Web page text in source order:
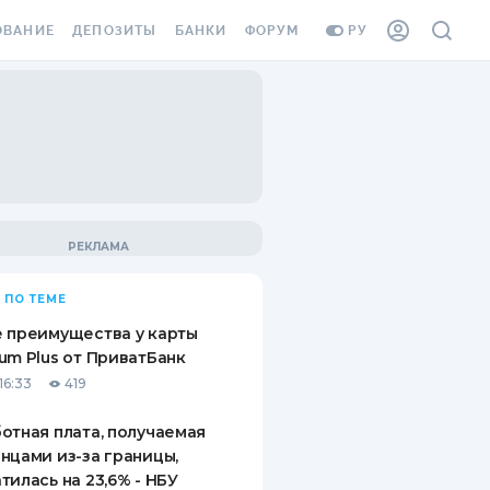
РУ
ВИНЬЕТКА
СОТРУДНИКОВ
ОТ
СЛУЧАЕВ
ДЕПОЗИТЫ
ВОПРОСЫ И ОТВЕТЫ
ПУТЕВОДИТЕЛИ ПО
БАНКИ ФОРУМ
ПО ТЕМЕ
преимущества у карты
Plus от ПриватБанк
419
плата, получаемая
из-за границы,
на 23,6% - НБУ